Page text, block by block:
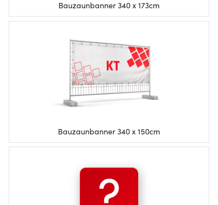
Bauzaunbanner 340 x 173cm
Bauzaunbanner 340 x 150cm